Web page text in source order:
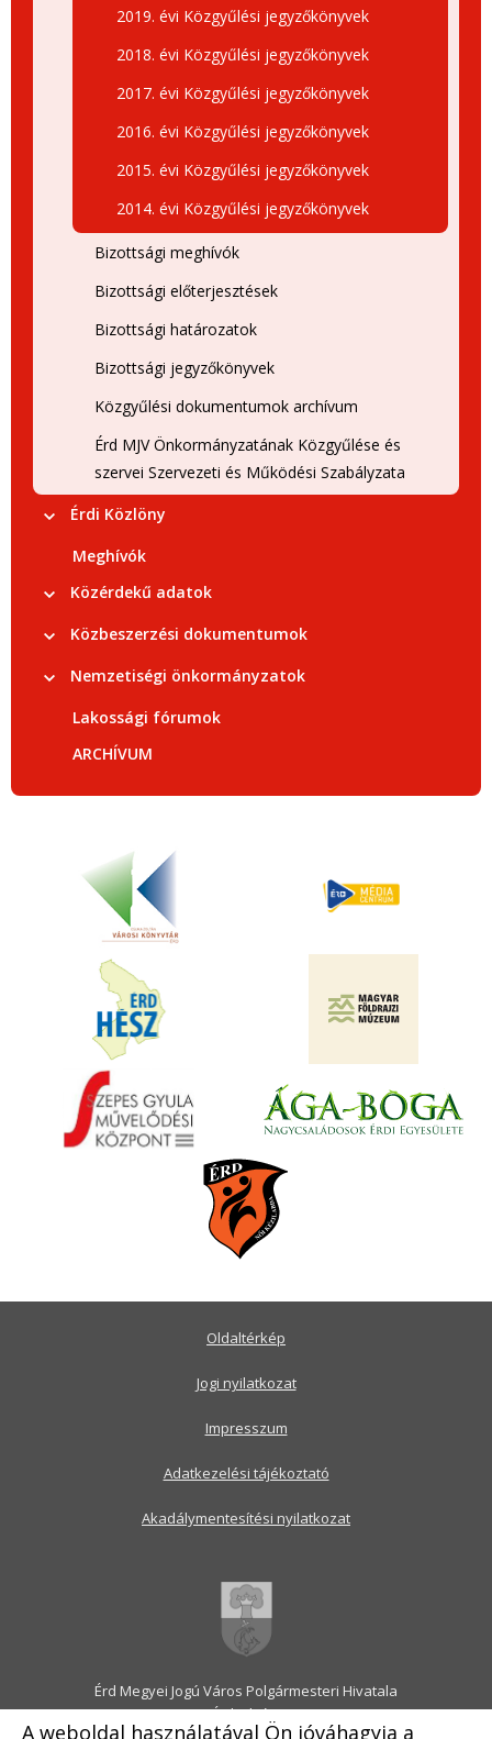
A weboldal használatával Ön jóváhagyja a
2019. évi Közgyűlési jegyzőkönyvek
2018. évi Közgyűlési jegyzőkönyvek
2017. évi Közgyűlési jegyzőkönyvek
2016. évi Közgyűlési jegyzőkönyvek
2015. évi Közgyűlési jegyzőkönyvek
2014. évi Közgyűlési jegyzőkönyvek
Bizottsági meghívók
Bizottsági előterjesztések
Bizottsági határozatok
Bizottsági jegyzőkönyvek
Közgyűlési dokumentumok archívum
Érd MJV Önkormányzatának Közgyűlése és
szervei Szervezeti és Működési Szabályzata
Érdi Közlöny
Meghívók
Közérdekű adatok
Közbeszerzési dokumentumok
Nemzetiségi önkormányzatok
Lakossági fórumok
ARCHÍVUM
Érd Megyei Jogú Város Polgármesteri Hivatala
2030 Érd, Alsó utca 1.
Oldaltérkép
Jogi nyilatkozat
Impresszum
Adatkezelési tájékoztató
Akadálymentesítési nyilatkozat